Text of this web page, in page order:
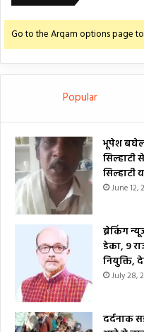
Go to the Arqam options page
Popular
भूपेश
सिल्हाटी
सिल्हाटी
June 12,
ब्रेकिंग
डेका, 9
नियुक्ति,
July 28,
दर्दनाक